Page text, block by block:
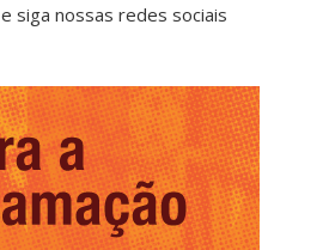
e siga nossas redes sociais